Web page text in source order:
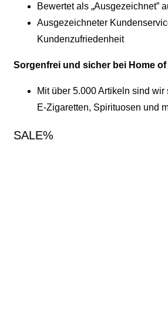
Bewertet als „Ausgezeichnet”
Ausgezeichneter
Kundenzufriedenheit
Sorgenfrei und sicher bei Home
Mit über 5.000 Artikeln sind
E-Zigaretten, Spirituosen und
SALE%